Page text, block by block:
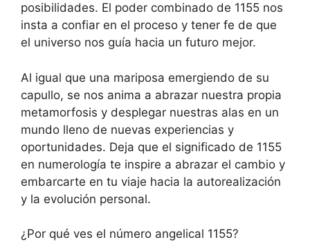
posibilidades. El poder combinado de 1155 nos
insta a confiar en el proceso y tener fe de que
el universo nos guía hacia un futuro mejor.
Al igual que una mariposa emergiendo de su
capullo, se nos anima a abrazar nuestra propia
metamorfosis y desplegar nuestras alas en un
mundo lleno de nuevas experiencias y
oportunidades. Deja que el significado de 1155
en numerología te inspire a abrazar el cambio y
embarcarte en tu viaje hacia la autorealización
y la evolución personal.
¿Por qué ves el número angelical 1155?